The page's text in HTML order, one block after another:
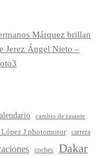
Márquez brillan
Jerez Ángel Nieto –
cambio de rasante
J.photomotor carrera
coches Dakar